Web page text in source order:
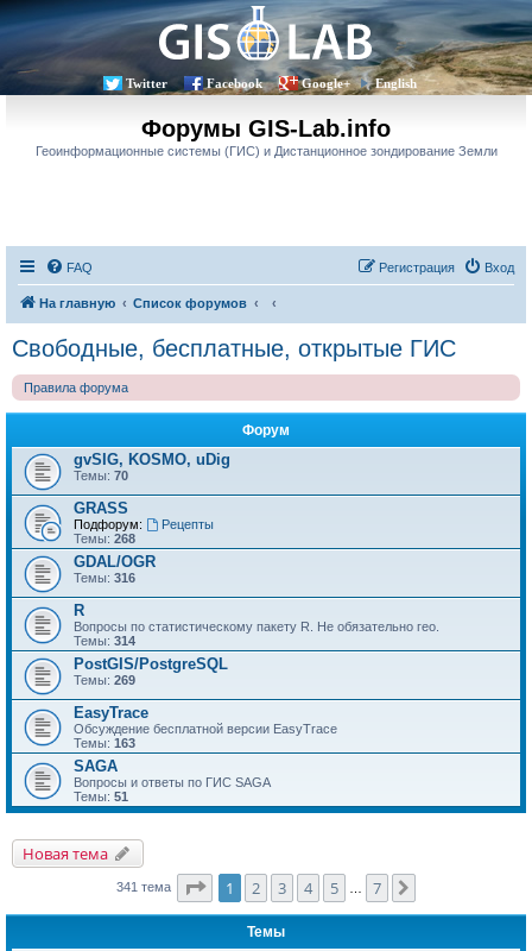
Twitter Facebook Google+ English
Форумы GIS-Lab.info
Геоинформационные системы (ГИС) и Дистанционное зондирование Земли
FAQ Вход
Регистрация
На главную Список форумов
Свободные, бесплатные, открытые ГИС
Правила форума
Форум
gvSIG, KOSMO, uDig
Темы: 70
GRASS
Подфорум:
Рецепты
Темы: 268
GDAL/OGR
Темы: 316
R
Вопросы по статистическому пакету R. Не обязательно гео.
Темы: 314
PostGIS/PostgreSQL
Темы: 269
EasyTrace
Обсуждение бесплатной версии EasyTrace
Темы: 163
SAGA
Вопросы и ответы по ГИС SAGA
Темы: 51
Новая тема
341 тема Страница1 из
1 2 3 4 5 7
Темы